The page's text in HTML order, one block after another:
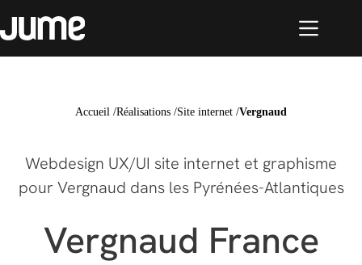
Accueil /Réalisations /Site internet /Vergnaud
Webdesign UX/UI site internet et graphisme
pour Vergnaud dans les Pyrénées-Atlantiques
Vergnaud France